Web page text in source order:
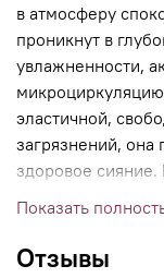
в атмосферу
проникнут в
увлажненности,
эластичной,
загрязнений, она
здоровое
гидролат оливы и
воздействием,
Показать
Отзывы